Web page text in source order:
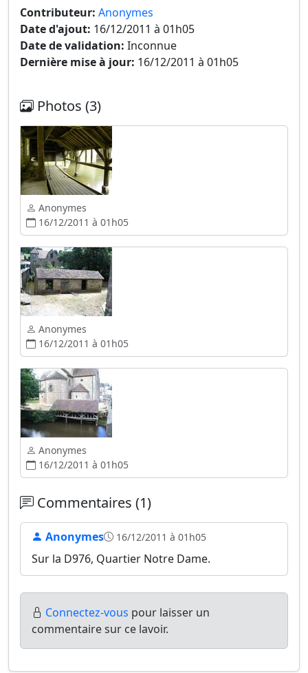
Contributeur: Anonymes
Date d'ajout: 16/12/2011 à 01h05
Date de validation: Inconnue
Dernière mise à jour: 16/12/2011 à 01h05
Photos (3)
Anonymes
16/12/2011 à 01h05
Anonymes
16/12/2011 à 01h05
Anonymes
16/12/2011 à 01h05
Commentaires (1)
Anonymes 16/12/2011 à 01h05
Sur la D976, Quartier Notre Dame.
Connectez-vous pour laisser un
commentaire sur ce lavoir.